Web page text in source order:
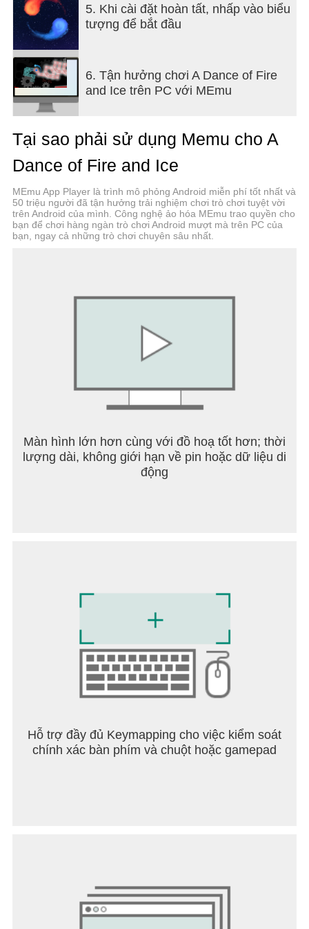
- Tùy chọn hiệu chuẩn: Hiệu chuẩn tự động và hiệu
chuẩn thủ công. Đây là một trò chơi nhịp điệu chính
xác, vì vậy hãy sử dụng tai nhiều hơn mắt khi chơi.
CẢNH BÁO: Đây là một trò chơi nhịp điệu khó.
Không phải theo nghĩa spam ghi chú - phần lớn
bạn chỉ cần giữ nhịp điệu nhất quán - nhưng giữ
lo lắng nếu bạn thấy khó!
5. Khi cài đặt hoàn tất, nhấp vào biểu
tượng để bắt đầu
6. Tận hưởng chơi A Dance of Fire
and Ice trên PC với MEmu
Tại sao phải sử dụng Memu cho A
Dance of Fire and Ice
MEmu App Player là trình mô phỏng Android miễn phí tốt nhất và
50 triệu người đã tận hưởng trải nghiệm chơi trò chơi tuyệt vời
trên Android của mình. Công nghệ ảo hóa MEmu trao quyền cho
bạn để chơi hàng ngàn trò chơi Android mượt mà trên PC của
bạn, ngay cả những trò chơi chuyên sâu nhất.
Màn hình lớn hơn cùng với đồ hoạ tốt hơn; thời
lượng dài, không giới hạn về pin hoặc dữ liệu di
động
Hỗ trợ đầy đủ Keymapping cho việc kiểm soát
chính xác bàn phím và chuột hoặc gamepad